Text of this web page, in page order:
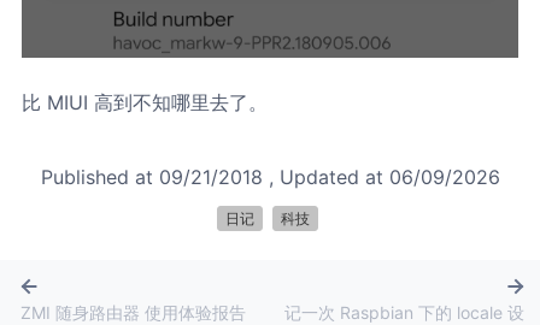
比 MIUI 高到不知哪里去了。
Published at 09/21/2018 , Updated at 06/09/2026
日记 科技
ZMI 随身路由器 使用体验报告
记一次 Raspbian 下的 locale 设